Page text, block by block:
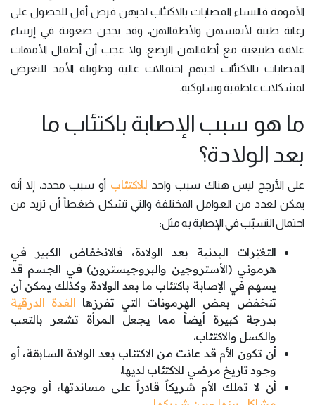
الأمومة فالنساء المصابات بالاكتئاب لديهن فرص أقل للحصول على
رعاية طبية لأنفسهن ولأطفالهن، وقد يجدن صعوبة في إرساء
علاقة طبيعية مع أطفالهن الرضع. ولا عجب أن أطفال الأمهات
المصابات بالاكتئاب لديهم احتمالات عالية وطويلة الأمد للتعرض
لمشكلات عاطفية وسلوكية.
ما هو سبب الإصابة باكتئاب ما
بعد الولادة؟
على الأرجح ليس هناك سبب واحد للاكتئاب أو سبب محدد، إلا أنه
يمكن لعدد من العوامل المختلفة والتي تشكل ضغطاً أن تزيد من
احتمال التسبّب في الإصابة به مثل:
التغيّرات البدنية بعد الولادة، فالانخفاض الكبير في
هرموني (الأستروجين والبروجيسترون) في الجسم قد
يسهم في الإصابة باكتئاب ما بعد الولادة. وكذلك يمكن أن
تنخفض بعض الهرمونات التي تفرزها الغدة الدرقية
بدرجة كبيرة أيضاً مما يجعل المرأة تشعر بالتعب
والكسل والاكتئاب.
أن تكون الأم قد عانت من الاكتئاب بعد الولادة السابقة، أو
وجود تاريخ مرضي للاكتئاب لديها.
أن لا تملك الأم شريكاً قادراً على مساندتها، أو وجود